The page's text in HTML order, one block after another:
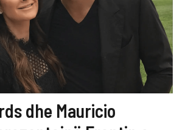
dhe Mauricio